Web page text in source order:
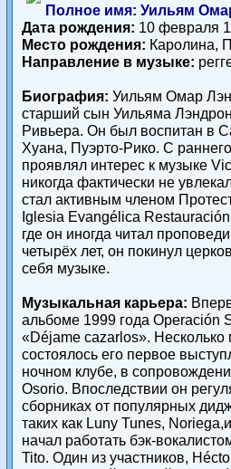
Полное имя: Уильям
Дата рождения: 10 февраля
Место рождения: Каролина,
Направление в музыке:
Биография: Уильям Омар
старший сын Уильяма
Ривьера. Он был воспитан в
Хуана, Пуэрто-Рико. С
проявлял интерес к музыке
никогда фактически не
стал активным членом
Iglesia Evangélica
где он иногда читал
четырёх лет, он покинул
себя музыке.
Музыкальная карьера:
альбоме 1999 года Operación
«Déjame cazarlos». Несколько
состоялось его первое
ночном клубе, в
Osorio. Впоследствии он
сборниках от популярных
таких как Luny Tunes,
начал работать бэк-
Tito. Один из участников,